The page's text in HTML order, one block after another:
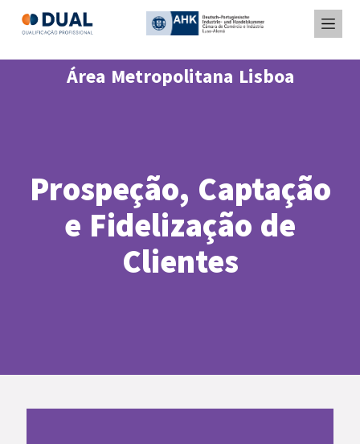
Área Metropolitana Lisboa
Prospeção, Captação
e Fidelização de
Clientes